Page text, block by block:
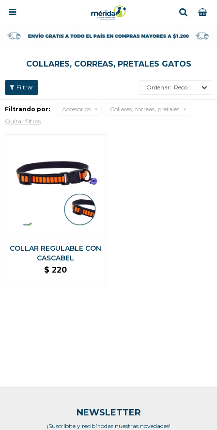

COLLARES, CORREAS, PRETALES GATOS
Recomendados
Filtrando por: Accesorios
Collares, correas, pretales
Quitar filtros
COLLAR REGULABLE CON
CASCABEL
$ 220
NEWSLETTER
¡Suscribite y recibí todas nuestras novedades!